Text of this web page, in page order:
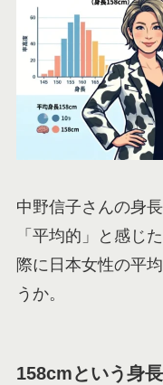
中野信子さんの身
「平均的」と感じ
際に日本女性の平
うか。
158cmという身